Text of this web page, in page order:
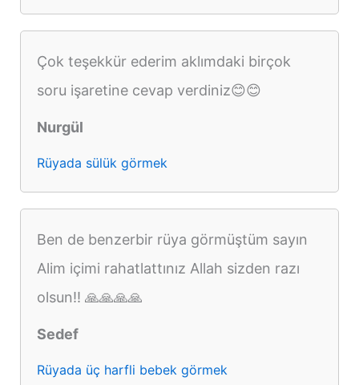
Çok teşekkür ederim aklımdaki birçok
soru işaretine cevap verdiniz😊😊
Nurgül
Rüyada sülük görmek
Ben de benzerbir rüya görmüştüm sayın
Alim içimi rahatlattınız Allah sizden razı
olsun!! 🙏🙏🙏🙏
Sedef
Rüyada üç harfli bebek görmek